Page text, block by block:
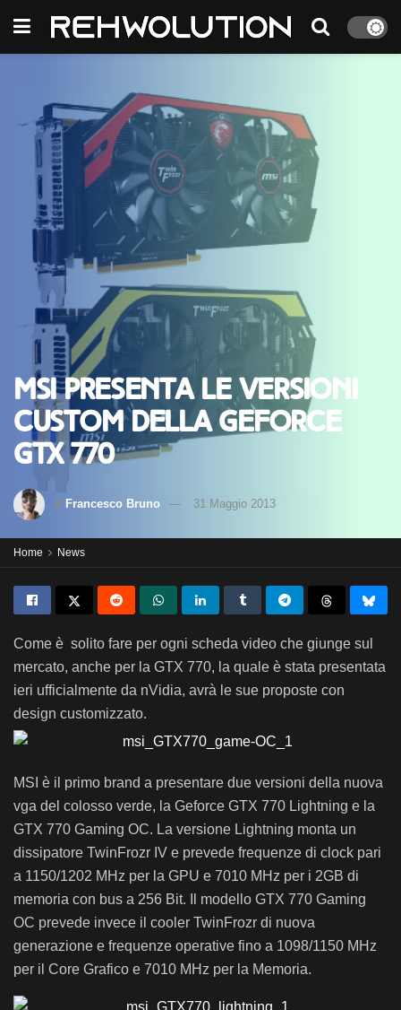
MSI presenta le versioni
custom della GeForce
GTX 770
di Francesco Bruno 31 Maggio 2013
Home News
Come è solito fare per ogni scheda video che giunge sul
mercato, anche per la GTX 770, la quale è stata presentata
ieri ufficialmente da nVidia, avrà le sue proposte con
design customizzato.
MSI è il primo brand a presentare due versioni della nuova
vga del colosso verde, la Geforce GTX 770 Lightning e la
GTX 770 Gaming OC. La versione Lightning monta un
dissipatore TwinFrozr IV e prevede frequenze di clock pari
a 1150/1202 MHz per la GPU e 7010 MHz per i 2GB di
memoria con bus a 256 Bit. Il modello GTX 770 Gaming
OC prevede invece il cooler TwinFrozr di nuova
generazione e frequenze operative fino a 1098/1150 MHz
per il Core Grafico e 7010 MHz per la Memoria.